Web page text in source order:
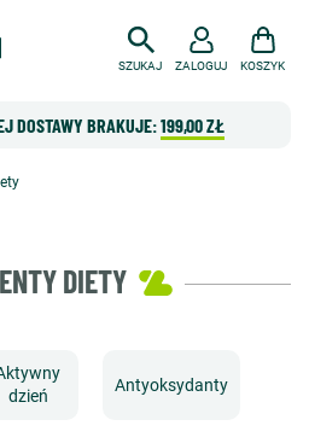
SZUKAJ
DOSTAWY BRAKUJE:199,00 ZŁ
ZALOGUJ KOSZYK
DIETY
dzień
Antyoksydanty